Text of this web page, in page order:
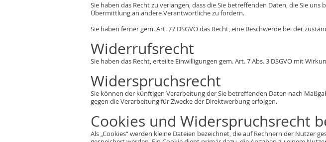
Sie haben das Recht zu verlangen, dass die Sie betreffenden Daten, die Sie
Übermittlung an andere Verantwortliche zu fordern.
Sie haben ferner gem. Art. 77 DSGVO das Recht, eine Beschwerde bei der
Widerrufsrecht
Sie haben das Recht, erteilte Einwilligungen gem. Art. 7 Abs. 3 DSGVO mit
Widerspruchsrecht
Sie können der künftigen Verarbeitung der Sie betreffenden Daten nach
gegen die Verarbeitung für Zwecke der Direktwerbung erfolgen.
Cookies und Widerspruchsrecht
Als „Cookies“ werden kleine Dateien bezeichnet, die auf Rechnern der Nutzer